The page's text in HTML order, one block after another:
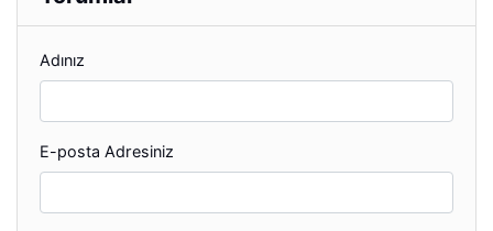
Adınız
E-posta Adresiniz